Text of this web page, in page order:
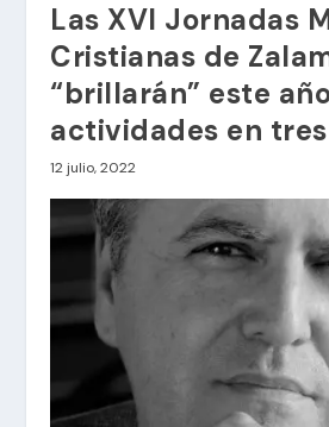
Las XVI Jornadas
Cristianas de
“brillarán” este
actividades en
12 julio, 2022